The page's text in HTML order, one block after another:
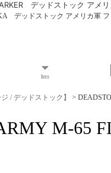
デッドストック アメ
デッドストック アメリカ軍
Item
/ デッドストック】 >
M-65